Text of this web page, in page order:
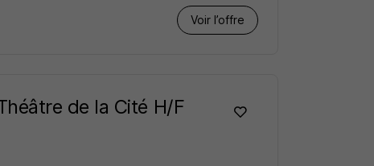
Voir l’offre
de la Cité H/F